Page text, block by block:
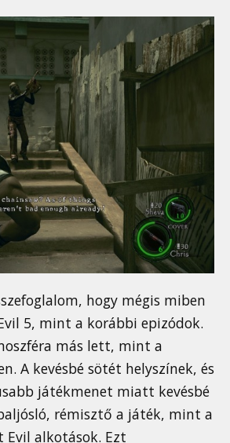
hogy mégis miben
5, mint a korábbi epizódok.
más lett, mint a
A kevésbé sötét helyszínek, és
játékmenet miatt kevésbé
rémisztő a játék, mint a
Evil alkotások. Ezt